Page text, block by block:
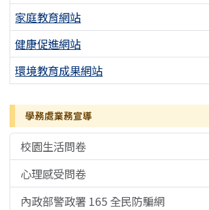
家庭教育網站
健康促進網站
環境教育成果網站
學務處業務宣導
校園生活問卷
心理感受問卷
內政部警政署 165 全民防騙網